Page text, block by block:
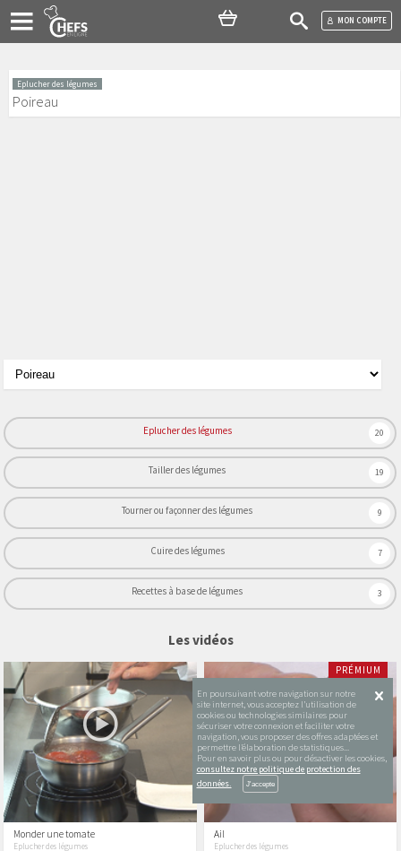
En poursuivant votre navigation sur notre
site internet, vous acceptez l’utilisation de
cookies ou technologies similaires pour
sécuriser votre connexion et faciliter votre
navigation, vous proposer des offres adaptées et
permettre l’élaboration de statistiques...
Pour en savoir plus ou pour désactiver les cookies,
consultez notre politique de protection des
données.
MON COMPTE
Eplucher des légumes
Poireau
Eplucher des légumes 20
Tailler des légumes 19
Tourner ou façonner des légumes 9
Cuire des légumes 7
Recettes à base de légumes 3
Les vidéos
Monder une tomate
Eplucher des légumes
PRÉMIUM
Ail
Eplucher des légumes